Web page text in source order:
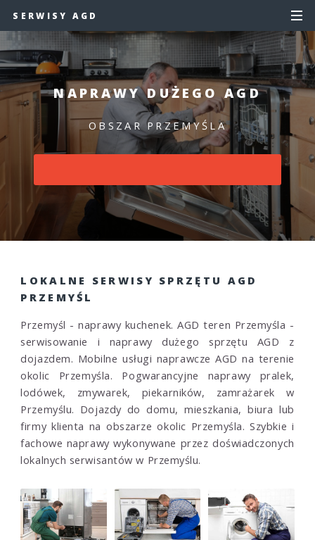
SERWISY AGD
NAPRAWY DUŻEGO AGD
OBSZAR PRZEMYŚLA
LOKALNE SERWISY SPRZĘTU AGD
PRZEMYŚL
Przemyśl - naprawy kuchenek. AGD teren Przemyśla -
serwisowanie i naprawy dużego sprzętu AGD z
dojazdem. Mobilne usługi naprawcze AGD na terenie
okolic Przemyśla. Pogwarancyjne naprawy pralek,
lodówek, zmywarek, piekarników, zamrażarek w
Przemyślu. Dojazdy do domu, mieszkania, biura lub
firmy klienta na obszarze okolic Przemyśla. Szybkie i
fachowe naprawy wykonywane przez doświadczonych
lokalnych serwisantów w Przemyślu.